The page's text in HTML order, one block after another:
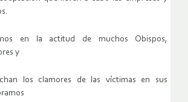
en la actitud de muchos Obispos,
y
los clamores de las víctimas en sus